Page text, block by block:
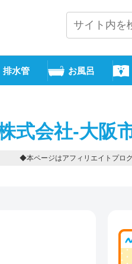
排水管 お風呂
式会社-大阪
◆本ページはアフィリエイトプロ